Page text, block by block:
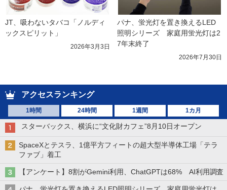
JT、吸わないタバコ「ノルディ
ックスピリット」
2026年3月3日
パナ、蛍光灯を置き換えるLED
照明シリーズ　家庭用蛍光灯は2
7年末終了
2026年7月30日
アクセスランキング
1時間 24時間 1週間 1カ月
スターバックス、横浜に“文化財カフェ”8月10日オープン
SpaceXとテスラ、1億平方フィートの超大型半導体工場「テラ
ファブ」着工
【アンケート】8割がGemini利用、ChatGPTは68% AI利用調査